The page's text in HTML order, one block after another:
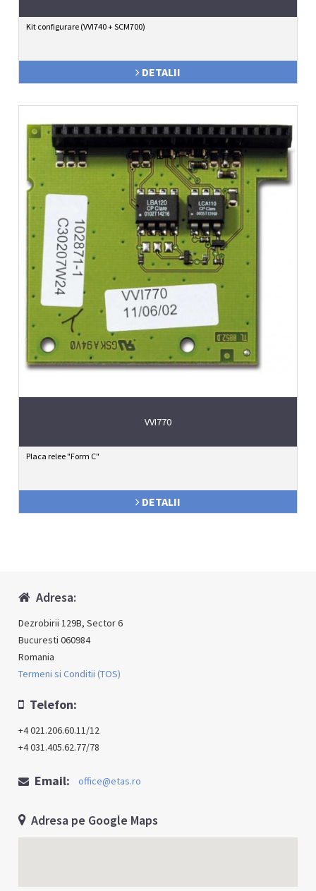
Kit configurare (VVI740 + SCM700)
DETALII
VVI770
Placa relee "Form C"
DETALII
Adresa:
Dezrobirii 129B, Sector 6
Bucuresti 060984
Romania
Termeni si Conditii (TOS)
Telefon:
+4 021.206.60.11/12
+4 031.405.62.77/78
Email:office@etas.ro
Adresa pe Google Maps